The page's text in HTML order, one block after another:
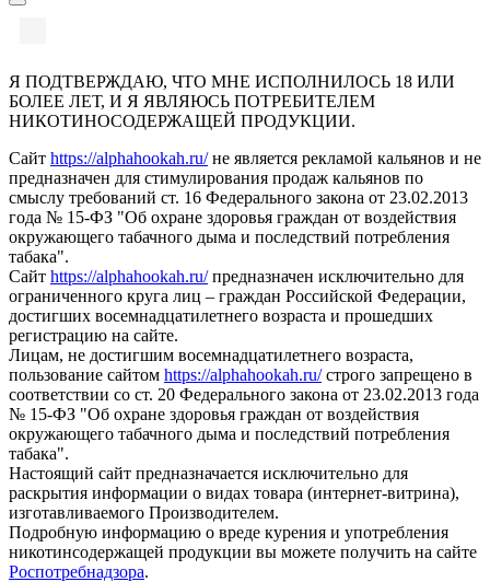
Я ПОДТВЕРЖДАЮ, ЧТО МНЕ ИСПОЛНИЛОСЬ 18 ИЛИ
БОЛЕЕ ЛЕТ, И Я ЯВЛЯЮСЬ ПОТРЕБИТЕЛЕМ
НИКОТИНОСОДЕРЖАЩЕЙ ПРОДУКЦИИ.
Сайт https://alphahookah.ru/не является рекламой кальянов и не
предназначен для стимулирования продаж кальянов по
смыслу требований ст. 16 Федерального закона от 23.02.2013
года № 15-ФЗ "Об охране здоровья граждан от воздействия
окружающего табачного дыма и последствий потребления
табака".
Сайт https://alphahookah.ru/предназначен исключительно для
ограниченного круга лиц – граждан Российской Федерации,
достигших восемнадцатилетнего возраста и прошедших
регистрацию на сайте.
Лицам, не достигшим восемнадцатилетнего возраста,
пользование сайтом https://alphahookah.ru/строго запрещено в
соответствии со ст. 20 Федерального закона от 23.02.2013 года
№ 15-ФЗ "Об охране здоровья граждан от воздействия
окружающего табачного дыма и последствий потребления
табака".
Настоящий сайт предназначается исключительно для
раскрытия информации о видах товара (интернет-витрина),
изготавливаемого Производителем.
Подробную информацию о вреде курения и употребления
никотинсодержащей продукции вы можете получить на сайте
Роспотребнадзора.